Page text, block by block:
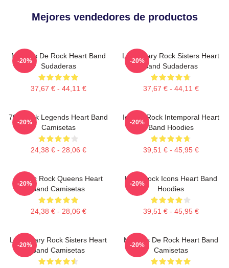
Mejores vendedores de productos
Mujeres De Rock Heart Band
Sudaderas
37,67 € - 44,11 €
-20%
Legendary Rock Sisters Heart
Band Sudaderas
37,67 € - 44,11 €
-20%
70s Rock Legends Heart Band
Camisetas
24,38 € - 28,06 €
-20%
Iconos Rock Intemporal Heart
Band Hoodies
39,51 € - 45,95 €
-20%
Classic Rock Queens Heart
Band Camisetas
24,38 € - 28,06 €
-20%
Hard Rock Icons Heart Band
Hoodies
39,51 € - 45,95 €
-20%
Legendary Rock Sisters Heart
Band Camisetas
-20%
Mujeres De Rock Heart Band
Camisetas
-20%